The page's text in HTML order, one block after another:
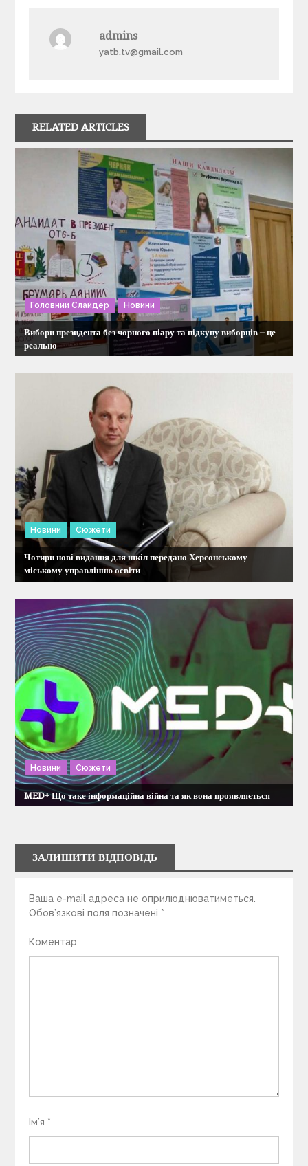
г
а
і
я
з
а
п
и
в
admins
yatb.tv@gmail.com
RELATED ARTICLES
Головний Слайдер Новини
Вибори президента без чорного піару та підкупу виборців – це
реально
Новини Сюжети
Чотири нові видання для шкіл передано Херсонському
міському управлінню освіти
Новини Сюжети
MED+ Що таке інформаційна війна та як вона проявляється
ЗАЛИШИТИ ВІДПОВІДЬ
Ваша e-mail адреса не оприлюднюватиметься.
Обов’язкові поля позначені *
Коментар
Ім’я *